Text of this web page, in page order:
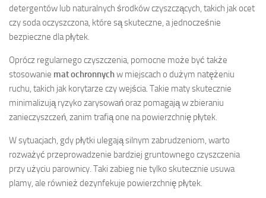
detergentów lub naturalnych środków czyszczących, takich jak ocet
czy soda oczyszczona, które są skuteczne, a jednocześnie
bezpieczne dla płytek.
Oprócz regularnego czyszczenia, pomocne może być także
stosowanie mat ochronnychw miejscach o dużym natężeniu
ruchu, takich jak korytarze czy wejścia. Takie maty skutecznie
minimalizują ryzyko zarysowań oraz pomagają w zbieraniu
zanieczyszczeń, zanim trafią one na powierzchnię płytek.
W sytuacjach, gdy płytki ulegają silnym zabrudzeniom, warto
rozważyć przeprowadzenie bardziej gruntownego czyszczenia
przy użyciu parownicy. Taki zabieg nie tylko skutecznie usuwa
plamy, ale również dezynfekuje powierzchnię płytek.